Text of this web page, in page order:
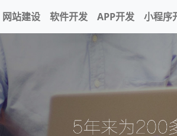
网站建设 软件开发 APP开发 小程序